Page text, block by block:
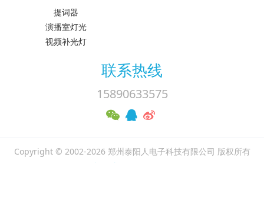
提词器
演播室灯光
视频补光灯
联系热线
15890633575
Copyright © 2002-2026 郑州泰阳人电子科技有限公司 版权所有
豫ICP备18018427号-3